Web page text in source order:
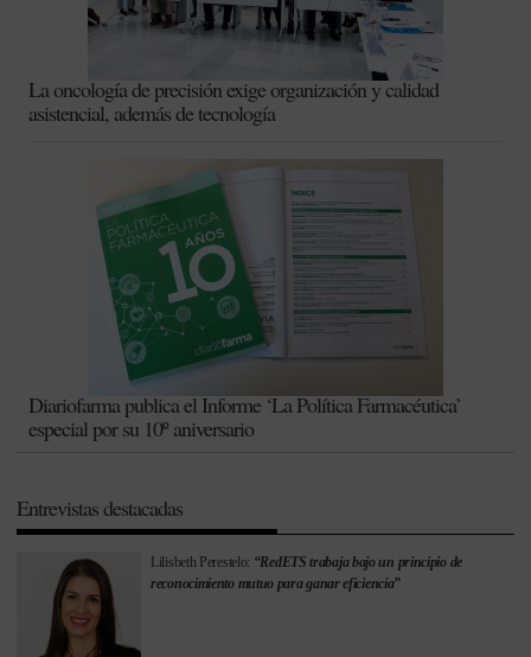
La oncología de precisión exige organización y calidad
asistencial, además de tecnología
Diariofarma publica el Informe ‘La Política Farmacéutica’
especial por su 10º aniversario
Entrevistas destacadas
Lilisbeth Perestelo: “RedETS trabaja bajo un principio de
reconocimiento mutuo para ganar eficiencia”